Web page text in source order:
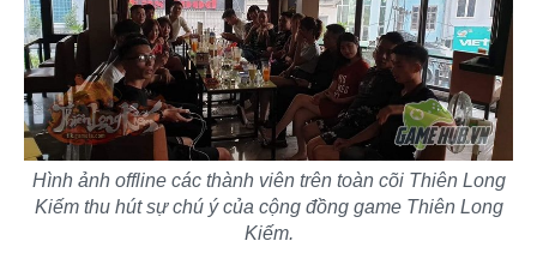
Hình ảnh offline các thành viên trên toàn cõi Thiên Long
Kiếm thu hút sự chú ý của cộng đồng game Thiên Long
Kiếm.